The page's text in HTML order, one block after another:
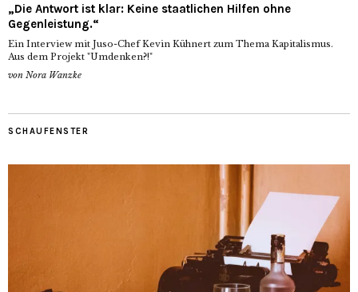
„Die Antwort ist klar: Keine staatlichen Hilfen ohne
Gegenleistung.“
Ein Interview mit Juso-Chef Kevin Kühnert zum Thema Kapitalismus.
Aus dem Projekt "Umdenken?!"
von Nora Wanzke
SCHAUFENSTER